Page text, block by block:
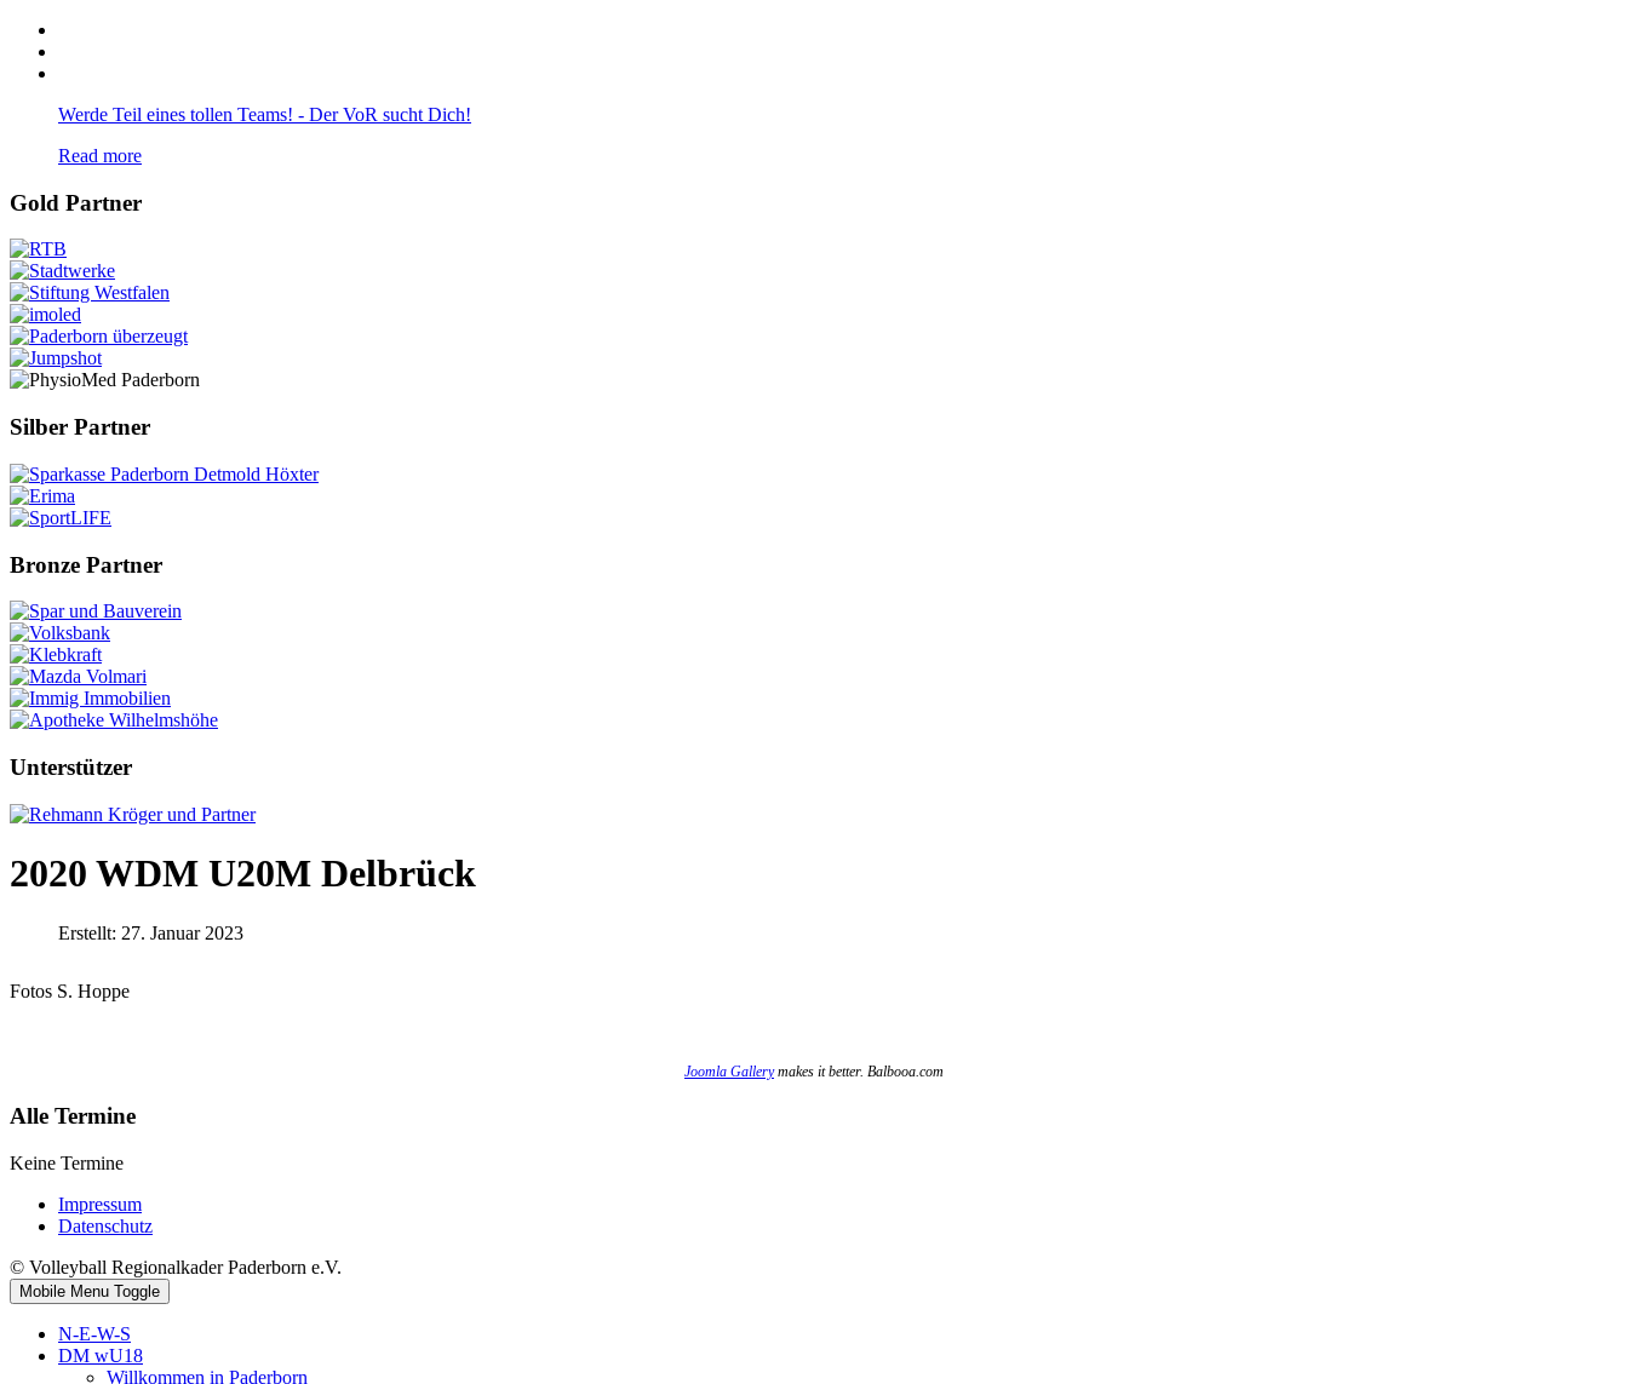
Werde Teil eines tollen Teams! - Der VoR sucht Dich!
Read more
Gold Partner
Silber Partner
Bronze Partner
Unterstützer
2020 WDM U20M Delbrück
Erstellt: 27. Januar 2023
Fotos S. Hoppe
Joomla Gallerymakes it better. Balbooa.com
Alle Termine
Keine Termine
Impressum
Datenschutz
© Volleyball Regionalkader Paderborn e.V.
Mobile Menu Toggle
N-E-W-S
DM wU18
Willkommen in Paderborn